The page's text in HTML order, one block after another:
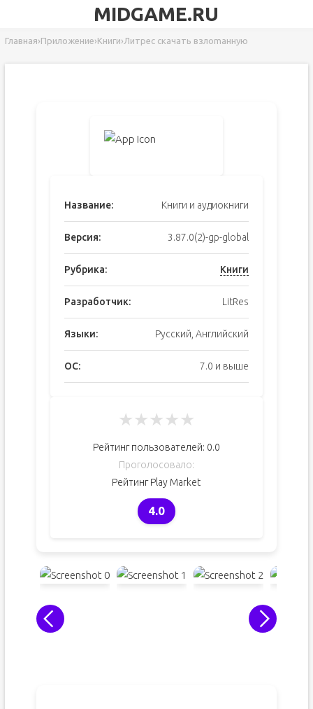
MIDGAME.RU
Главная›Приложение›Книги›Литрес скачать взлоmанную
Название: Книги и аудиокниги
Версия: 3.87.0(2)-gp-global
Рубрика: Книги
Разработчик: LitRes
Языки: Русский, Английский
ОС: 7.0 и выше
★★★★★
Рейтинг пользователей: 0.0
Проголосовало:
Рейтинг Play Market
4.0